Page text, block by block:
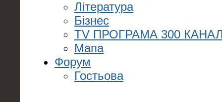
Література
Бізнес
TV ПРОГРАМА 300
Мапа
Форум
Гостьова